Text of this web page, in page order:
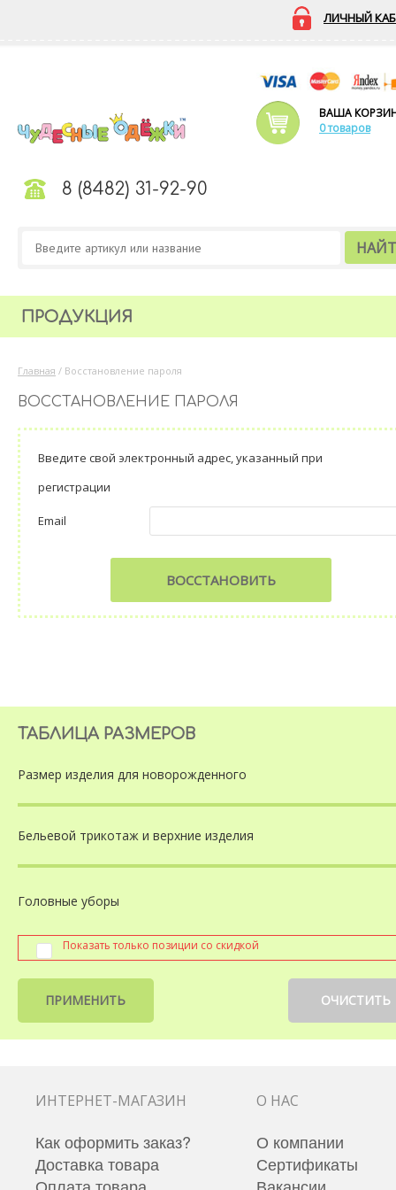
ЛИЧНЫЙ
8 (8482) 31-92-90
ВАША
0 товаров
ПРОДУКЦИЯ
Главная / Восстановление пароля
ВОССТАНОВЛЕНИЕ ПАРОЛЯ
Введите свой электронный адрес, указанный при
регистрации
Email
ВОССТАНОВИТЬ
ТАБЛИЦА РАЗМЕРОВ
Размер изделия для новорожденного
Бельевой трикотаж и верхние изделия
Головные уборы
Показать только позиции со скидкой
ПРИМЕНИТЬ ОЧИСТИТЬ
ИНТЕРНЕТ-МАГАЗИН
Как оформить заказ?
Доставка товара
О НАС
О компании
Сертификаты